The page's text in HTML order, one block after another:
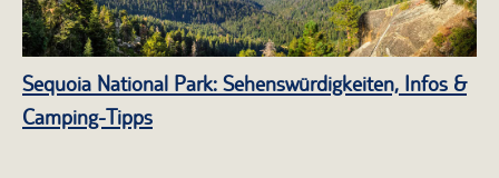
Sequoia National Park: Sehenswürdigkeiten, Infos &
Camping-Tipps